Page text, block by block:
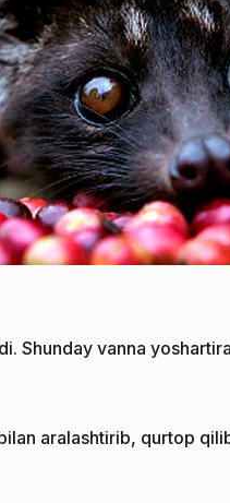
Shunday vanna
aralashtirib, qurtop